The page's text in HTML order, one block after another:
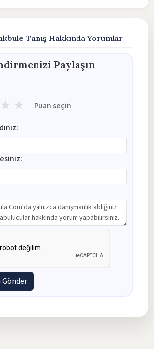
Tanış Hakkında Yorumlar
Paylaşın
★ ★ Puan seçin
Gönder